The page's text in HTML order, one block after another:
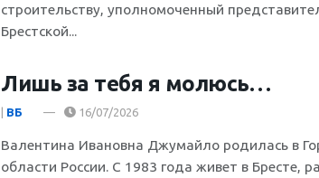
строительству, уполномоченный
Брестской...
Лишь за тебя я молюсь…
| ВБ 16/07/2026
Валентина Ивановна Джумайло родилась в
области России. С 1983 года живет в Бресте,